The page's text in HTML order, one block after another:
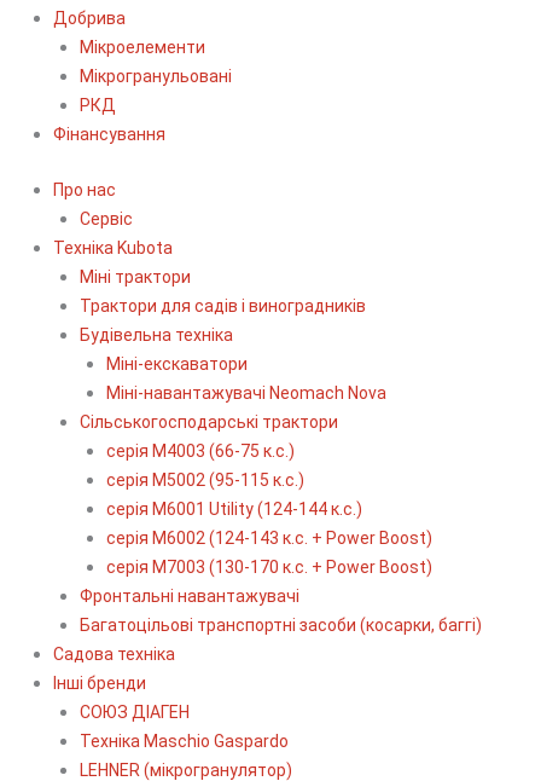
Добрива
Мікроелементи
Мікрогранульовані
РКД
Фінансування
Про нас
Сервіс
Технiка Kubota
Міні трактори
Трактори для садів і виноградників
Будівельна техніка
Міні-екскаватори
Міні-навантажувачі Neomach Nova
Сільськогосподарські трактори
серія М4003 (66-75 к.с.)
серія М5002 (95-115 к.с.)
серія M6001 Utility (124-144 к.с.)
серія М6002 (124-143 к.с. + Power Boost)
серія М7003 (130-170 к.с. + Power Boost)
Фронтальні навантажувачі
Багатоцільові транспортні засоби (косарки, баггі)
Садова техніка
Інші бренди
СОЮЗ ДІАГЕН
Техніка Maschio Gaspardo
LEHNER (мікрогранулятор)